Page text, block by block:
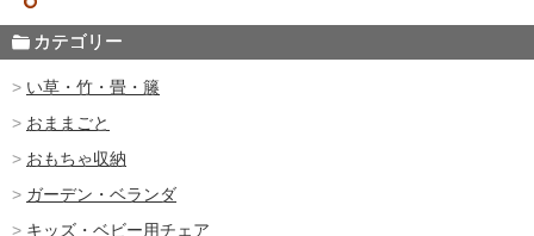
カテゴリー
い草・竹・畳・籐
おままごと
おもちゃ収納
ガーデン・ベランダ
キッズ・ベビー用チェア